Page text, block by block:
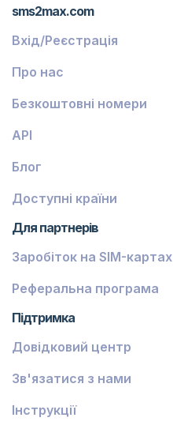
sms2max.com
Вхід/Реєстрація
Про нас
Безкоштовні номери
API
Блог
Доступні країни
Для партнерів
Заробіток на SIM-картах
Реферальна програма
Підтримка
Довідковий центр
Зв'язатися з нами
Інструкції